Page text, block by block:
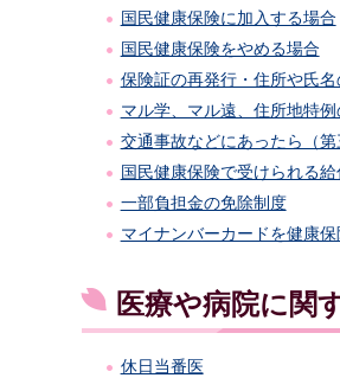
国民健康保険に加入する場合
国民健康保険をやめる場合
保険証の再発行・住所や氏
マル学、マル遠、住所地特
交通事故などにあったら（第
国民健康保険で受けられる給
一部負担金の免除制度
マイナンバーカードを健康
医療や病院に関
休日当番医